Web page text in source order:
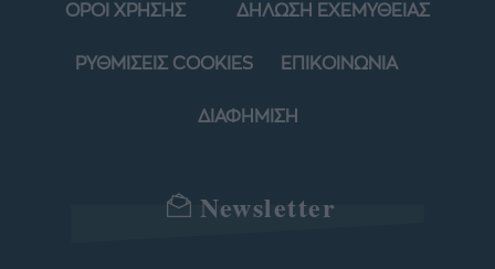
ΟΡΟΙ ΧΡΗΣΗΣ ΔΗΛΩΣΗ ΕΧΕΜΥΘΕΙΑΣ
ΡΥΘΜΙΣΕΙΣ COOKIES ΕΠΙΚΟΙΝΩΝΙΑ
ΔΙΑΦΗΜΙΣΗ
Newsletter